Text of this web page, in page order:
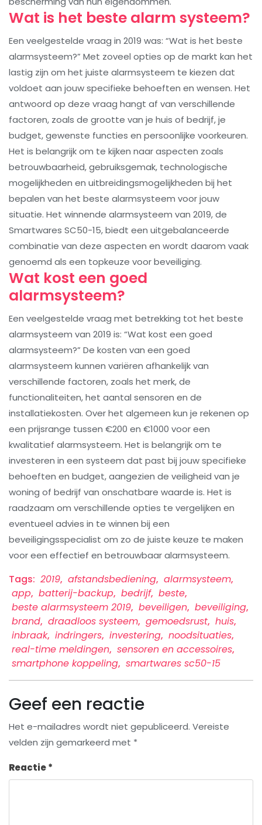
Wat is het beste alarm systeem?
Een veelgestelde vraag in 2019 was: “Wat is het beste
alarmsysteem?” Met zoveel opties op de markt kan het
lastig zijn om het juiste alarmsysteem te kiezen dat
voldoet aan jouw specifieke behoeften en wensen. Het
antwoord op deze vraag hangt af van verschillende
factoren, zoals de grootte van je huis of bedrijf, je
budget, gewenste functies en persoonlijke voorkeuren.
Het is belangrijk om te kijken naar aspecten zoals
betrouwbaarheid, gebruiksgemak, technologische
mogelijkheden en uitbreidingsmogelijkheden bij het
bepalen van het beste alarmsysteem voor jouw
situatie. Het winnende alarmsysteem van 2019, de
Smartwares SC50-15, biedt een uitgebalanceerde
combinatie van deze aspecten en wordt daarom vaak
genoemd als een topkeuze voor beveiliging.
Wat kost een goed
alarmsysteem?
Een veelgestelde vraag met betrekking tot het beste
alarmsysteem van 2019 is: “Wat kost een goed
alarmsysteem?” De kosten van een goed
alarmsysteem kunnen variëren afhankelijk van
verschillende factoren, zoals het merk, de
functionaliteiten, het aantal sensoren en de
installatiekosten. Over het algemeen kun je rekenen op
een prijsrange tussen €200 en €1000 voor een
kwalitatief alarmsysteem. Het is belangrijk om te
investeren in een systeem dat past bij jouw specifieke
behoeften en budget, aangezien de veiligheid van je
woning of bedrijf van onschatbare waarde is. Het is
raadzaam om verschillende opties te vergelijken en
eventueel advies in te winnen bij een
beveiligingsspecialist om zo de juiste keuze te maken
voor een effectief en betrouwbaar alarmsysteem.
Tags: 2019, afstandsbediening, alarmsysteem,
app, batterij-backup, bedrijf, beste,
beste alarmsysteem 2019, beveiligen, beveiliging,
brand, draadloos systeem, gemoedsrust, huis,
inbraak, indringers, investering, noodsituaties,
real-time meldingen, sensoren en accessoires,
smartphone koppeling, smartwares sc50-15
Geef een reactie
Het e-mailadres wordt niet gepubliceerd. Vereiste
velden zijn gemarkeerd met *
Reactie*